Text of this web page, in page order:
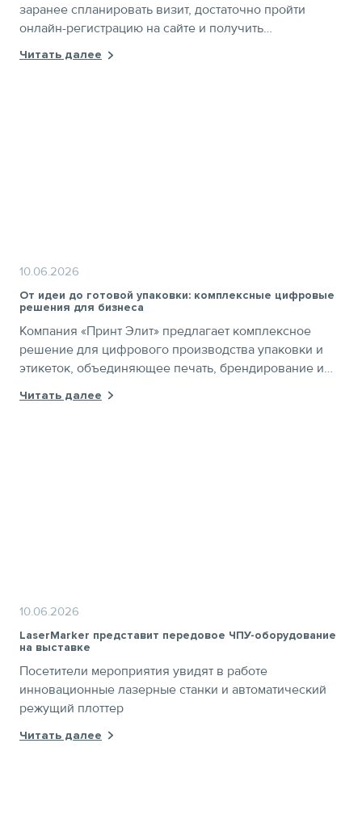
заранее спланировать визит, достаточно пройти
онлайн-регистрацию на сайте и получить
Читать далее
10.06.2026
От идеи до готовой упаковки: комплексные цифровые
решения для бизнеса
Компания «Принт Элит» предлагает комплексное
решение для цифрового производства упаковки и
этикеток, объединяющее печать, брендирование и
финишную обработку в едином технологическом
процессе
Читать далее
10.06.2026
LaserMarker представит передовое ЧПУ-оборудование
на выставке
Посетители мероприятия увидят в работе
инновационные лазерные станки и автоматический
режущий плоттер
Читать далее